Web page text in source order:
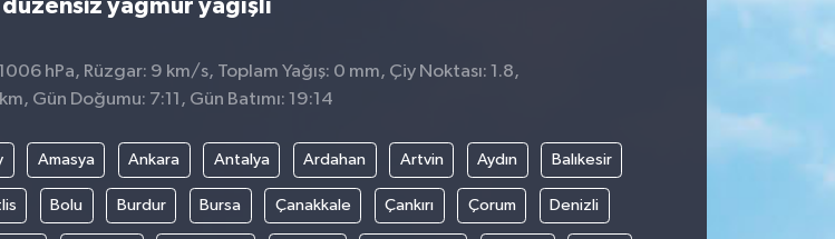
yağmur yağışlı
1006 hPa, Rüzgar: 9 km/s, Toplam Yağış: 0 mm, Çiy Noktası: 1.8,
Gün Doğumu: 7:11, Gün Batımı: 19:14
Amasya Ankara Antalya Ardahan Artvin Aydın Balıkesir
Bolu Burdur Bursa Çanakkale Çankırı Çorum Denizli